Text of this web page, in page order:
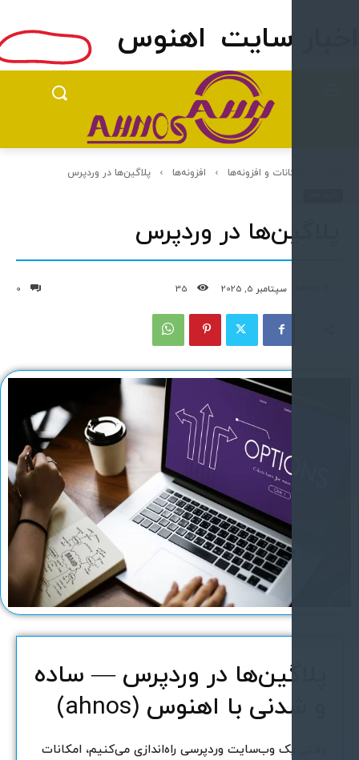
سایتاهنوس
امکانات و افزونه‌ها افزونه‌ها پلاگین‌ها در وردپرس
در وردپرس
پلاگین‌ها در وردپرس — ساده
و شدنی با اهنوس (ahnos)
وقتی یک وب‌سایت وردپرسی راه‌اندازی می‌کنیم، امکانات